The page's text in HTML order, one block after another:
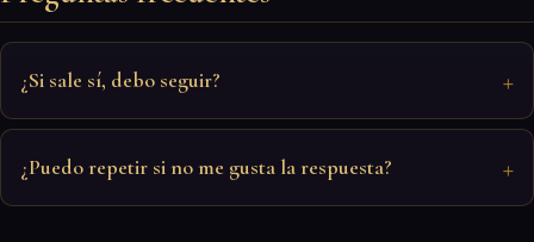
¿Si sale sí, debo seguir?
¿Puedo repetir si no me gusta la respuesta?